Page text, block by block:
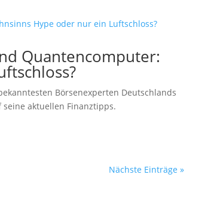
Quantencomputer:
Börsenexperten Deutschlands
aktuellen Finanztipps.
Nächste Einträge »